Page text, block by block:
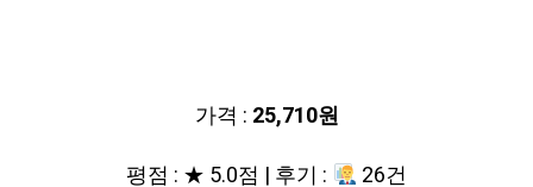
가격 : 25,710원
평점 : ★ 5.0점 | 후기 :
26건